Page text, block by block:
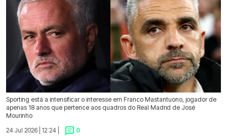
Sporting está a intensificar o interesse em Franco Mastantuono, jogador de
apenas 18 anos que pertence aos quadros do Real Madrid de José
Mourinho
24 Jul 2026 | 12:24 |
0